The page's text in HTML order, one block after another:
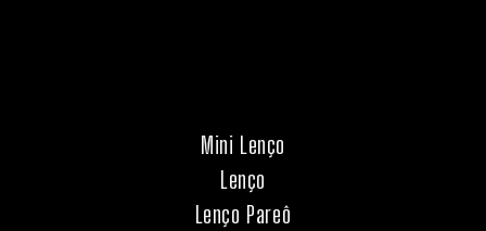
Mini Lenço
Lenço
Lenço Pareô